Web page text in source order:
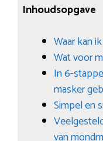
Inhoudsopgave
Waar kan
Wat voor
In 6-
masker
Simpel en
van